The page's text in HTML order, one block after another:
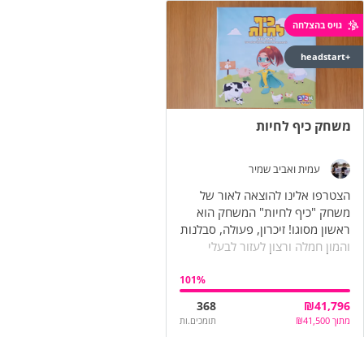
גויס בהצלחה
+headstart
משחק כיף לחיות
עמית ואביב שמיר
הצטרפו אלינו להוצאה לאור של
משחק "כיף לחיות" המשחק הוא
ראשון מסוגו! זיכרון, פעולה, סבלנות
והמון חמלה ורצון לעזור לבעלי
101%
₪41,796
מתוך ₪41,500
368
תומכים.ות